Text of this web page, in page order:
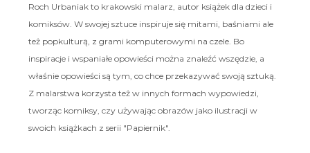
Roch Urbaniak to krakowski malarz, autor książek dla dzieci i
komiksów. W swojej sztuce inspiruje się mitami, baśniami ale
też popkulturą, z grami komputerowymi na czele. Bo
inspiracje i wspaniałe opowieści można znaleźć wszędzie, a
właśnie opowieści są tym, co chce przekazywać swoją sztuką.
Z malarstwa korzysta też w innych formach wypowiedzi,
tworząc komiksy, czy używając obrazów jako ilustracji w
swoich książkach z serii "Papiernik".